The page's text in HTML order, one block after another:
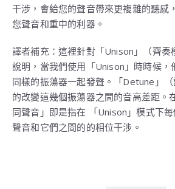
干涉，會給您的聲音帶來更複雜的聽感
您聲音和重中的利器。
譯者補充：這裡針對「Unison」（齊奏
說明，當我們使用「Unison」時時候，
同樣的振蕩器一起發聲。「Detune」
的改變這幾個振蕩器之間的音高差距。
同聲音」即是指在 「Unison」模式下
聲音和它們之間的的相位干涉。